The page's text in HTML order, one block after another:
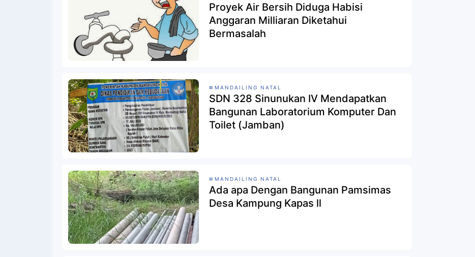
Proyek Air Bersih Diduga Habisi
Anggaran Milliaran Diketahui
Bermasalah
MANDAILING NATAL
SDN 328 Sinunukan IV Mendapatkan
Bangunan Laboratorium Komputer Dan
Toilet (Jamban)
MANDAILING NATAL
Ada apa Dengan Bangunan Pamsimas
Desa Kampung Kapas ll